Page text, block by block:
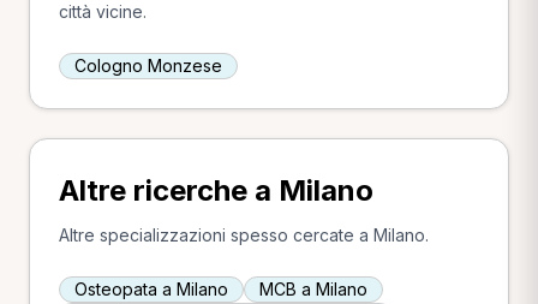
città vicine.
Cologno Monzese
Altre ricerche a Milano
Altre specializzazioni spesso cercate a Milano.
Osteopata a Milano
MCB a Milano